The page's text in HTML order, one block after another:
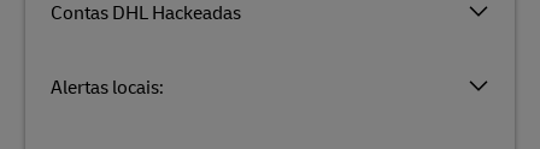
Contas DHL Hackeadas
Alertas locais: